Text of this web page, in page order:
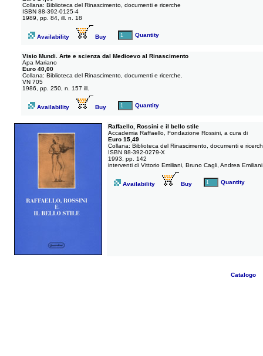
Collana: Biblioteca del Rinascimento, documenti e ricerche
ISBN 88-392-0125-4
1989, pp. 84, ill. n. 18
Availability Buy Quantity
Visio Mundi. Arte e scienza dal Medioevo al Rinascimento
Apa Mariano
Euro 40,00
Collana: Biblioteca del Rinascimento, documenti e ricerche.
VN 705
1986, pp. 250, n. 157 ill.
Availability Buy Quantity
Raffaello, Rossini e il bello stile
Accademia Raffaello, Fondazione Rossini, a cura di
Euro 15,49
Collana: Biblioteca del Rinascimento, documenti e
ISBN 88-392-0279-X
1993, pp. 142
interventi di Vittorio Emiliani, Bruno Cagli, Andrea
Availability Buy Quantity
Catalogo